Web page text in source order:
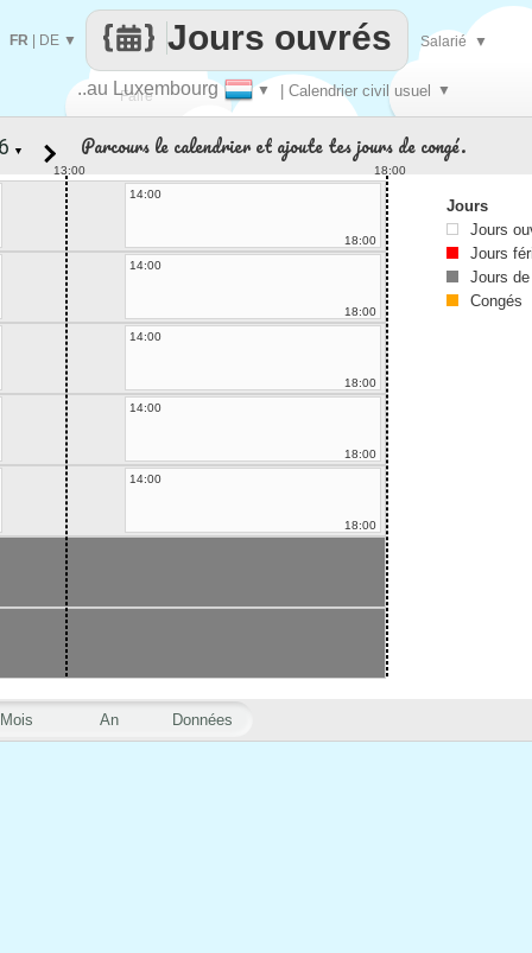
Faire
..au Luxembourg ▼ | Calendrier civil usuel ▼
Jours ouvrés
FR DE ▼ Salarié ▼
Mois An Données
▼ Parcours le calendrier et ajoute tes jours de congé.
13:00
18:00
14:00
18:00
14:00
18:00
14:00
18:00
14:00
18:00
14:00
18:00
Jours
Jours
Jours
Jours
Congés